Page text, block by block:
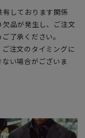
しております関係
欠品が発生し、ご注文
了承ください。
注文のタイミングに
い場合がございま